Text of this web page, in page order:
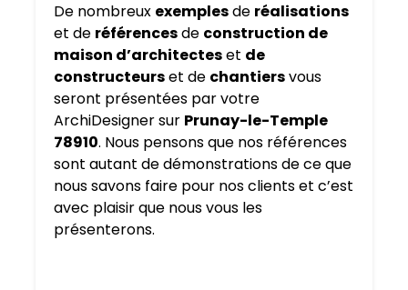
De nombreux exemplesde réalisations
et de référencesde construction de
maison d’architecteset de
constructeurset de chantiersvous
seront présentées par votre
ArchiDesigner sur Prunay-le-Temple
78910. Nous pensons que nos références
sont autant de démonstrations de ce que
nous savons faire pour nos clients et c’est
avec plaisir que nous vous les
présenterons.